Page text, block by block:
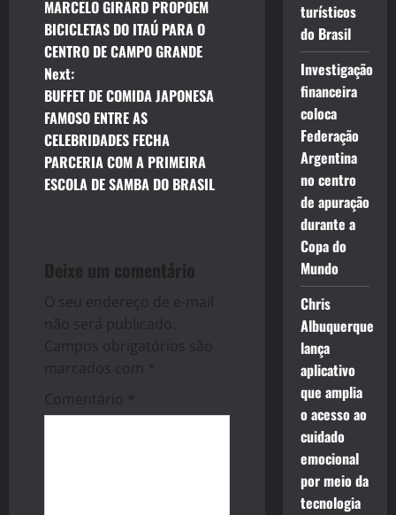
o
s
t
n
a
g
a
t
i
MARCELO GIRARD PROPÕEM
BICICLETAS DO ITAÚ PARA O
CENTRO DE CAMPO GRANDE
Next:
BUFFET DE COMIDA JAPONESA
FAMOSO ENTRE AS
CELEBRIDADES FECHA
PARCERIA COM A PRIMEIRA
ESCOLA DE SAMBA DO BRASIL
Deixe um comentário
O seu endereço de e-mail
não será publicado.
Campos obrigatórios são
marcados com *
Comentário *
turísticos
do Brasil
Investigação
financeira
coloca
Federação
Argentina
no centro
de apuração
durante a
Copa do
Mundo
Chris
Albuquerque
lança
aplicativo
que amplia
o acesso ao
cuidado
emocional
por meio da
tecnologia